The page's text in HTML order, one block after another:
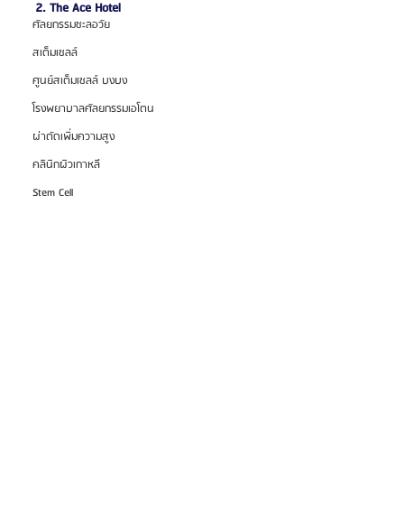
ศัลยกรรมชะลอวัย
สเต็มเซลล์
ศูนย์สเต็มเซลล์ บงบง
โรงพยาบาลศัลยกรรมเอโตน
ผ่าตัดเพิ่มความสูง
คลินิกผิวเกาหลี
Stem Cell
2. The Ace Hotel